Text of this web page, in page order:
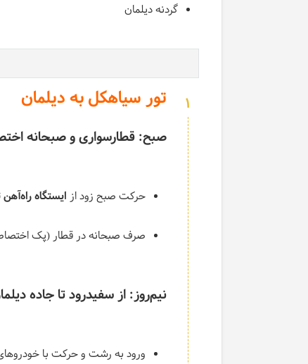
گردنه دیلمان
1 تور سیاهکل به دیلمان
صبح: قطار‌سواری و صبحانه
حرکت صبح زود از ایستگاه
صرف صبحانه در قطار (پک
نیم‌روز: از سفیدرود تا جاده‌
ورود به رشت و حرکت با